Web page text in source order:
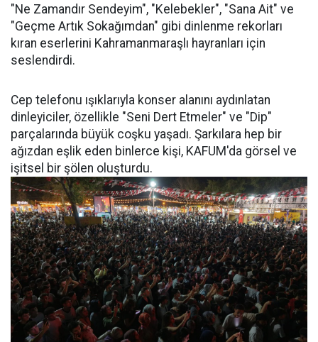
"Ne Zamandır Sendeyim", "Kelebekler", "Sana Ait" ve
"Geçme Artık Sokağımdan" gibi dinlenme rekorları
kıran eserlerini Kahramanmaraşlı hayranları için
seslendirdi.
Cep telefonu ışıklarıyla konser alanını aydınlatan
dinleyiciler, özellikle "Seni Dert Etmeler" ve "Dip"
parçalarında büyük coşku yaşadı. Şarkılara hep bir
ağızdan eşlik eden binlerce kişi, KAFUM'da görsel ve
işitsel bir şölen oluşturdu.